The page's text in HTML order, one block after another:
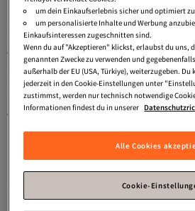
nicht nur modisch, sondern auch
ausgezeichnete Abdeckung und
du eine Vielzahl von Modellen, die
Vorlieben erfüllen. Die Schnitte der
sind oft locker und lässig, was
ermöglicht, ohne dabei auf Stil zu
Vielfältige Auswahl: Modelle und
Fashion Sweatshirts
Die Modest Fashion Sweatshirts
Modellen und Farben erhältlich, um
zu werden. Von einfarbigen
Mustern und Drucken ist für jeden
um dein Einkaufserlebnis sicher und optimiert
um personalisierte Inhalte und Werbung
Einkaufsinteressen zugeschnitten sind.
Wenn du auf "Akzeptieren" klickst, erlaubst du uns,
genannten Zwecke zu verwenden und
außerhalb der EU (USA, Türkiye), weiterzugeben.
jederzeit in den Cookie-Einstellungen unter
zustimmst, werden nur technisch notwendige
Informationen findest du in unserer
Alle Cookies
Cookie-